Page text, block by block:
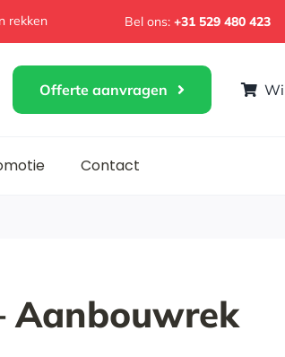
rekken Bel ons: +31 529 480 423
Offerte aanvragen
Contact
Aanbouwrek